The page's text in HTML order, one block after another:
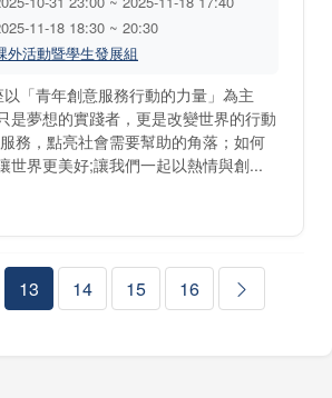
11-18 18:30 ~ 20:30
外活動暨學生發展組
「青年創意服務行動的力量」為主
是夢想的實踐者，更是改變世界的行動
務，點亮社會需要幫助的角落；如何
世界更美好;讓我們一起以熱情與創...
13 14 15 16